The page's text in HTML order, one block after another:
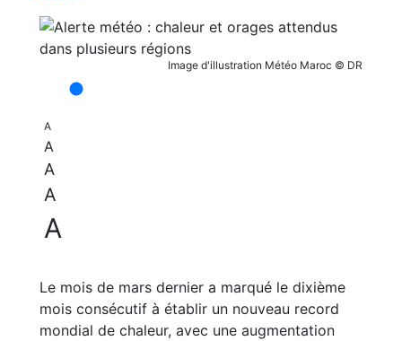
Image d'illustration Météo Maroc © DR
A
A
A
A
A
Le mois de mars dernier a marqué le dixième
mois consécutif à établir un nouveau record
mondial de chaleur, avec une augmentation